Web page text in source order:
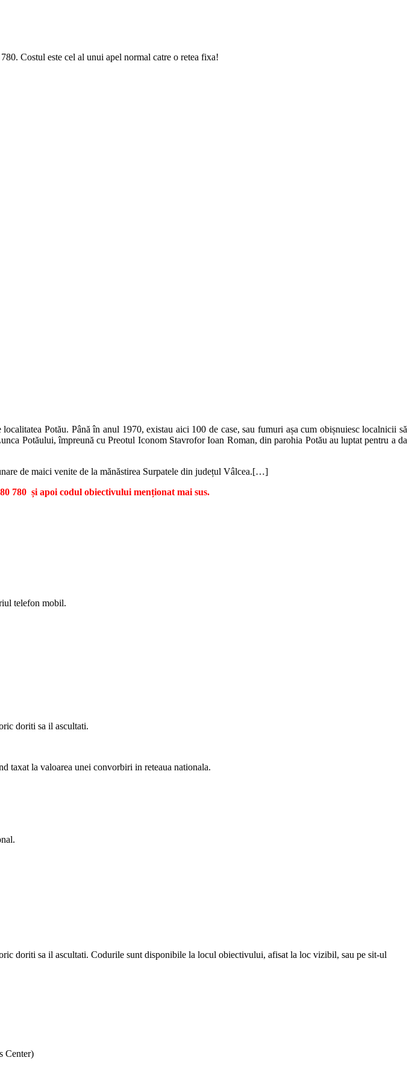
Costul este cel al unui apel normal catre o retea fixa!
Potău. Până în anul 1970, existau aici 100 de case, sau fumuri așa cum obișnuiesc localnicii să
Potăului, împreună cu Preotul Iconom Stavrofor Ioan Roman, din parohia Potău au luptat pentru a da
de maici venite de la mănăstirea Surpatele din județul Vâlcea.[…]
780 și apoi codul obiectivului menționat mai sus.
telefon mobil.
doriti sa il ascultati.
taxat la valoarea unei convorbiri in reteaua nationala.
doriti sa il ascultati. Codurile sunt disponibile la locul obiectivului, afisat la loc vizibil, sau pe sit-ul
Center)